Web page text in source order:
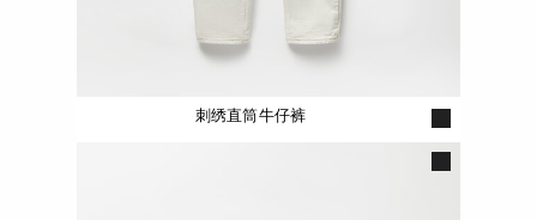
刺绣直筒牛仔裤